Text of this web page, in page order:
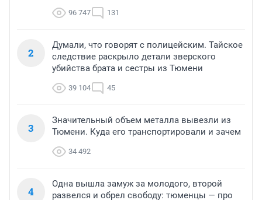
96 747 131
2
Думали, что говорят с полицейским. Тайское
следствие раскрыло детали зверского
убийства брата и сестры из Тюмени
39 104 45
3
Значительный объем металла вывезли из
Тюмени. Куда его транспортировали и зачем
34 492
4
Одна вышла замуж за молодого, второй
развелся и обрел свободу: тюменцы — про